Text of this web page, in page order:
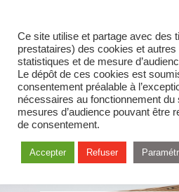
Ce site utilise et partage avec des
prestataires) des cookies et
statistiques et de mesure
Le dépôt de ces cookies est
consentement préalable à
nécessaires au fonctionnement
mesures d’audience pouvant être
de consentement.
Accepter Refuser